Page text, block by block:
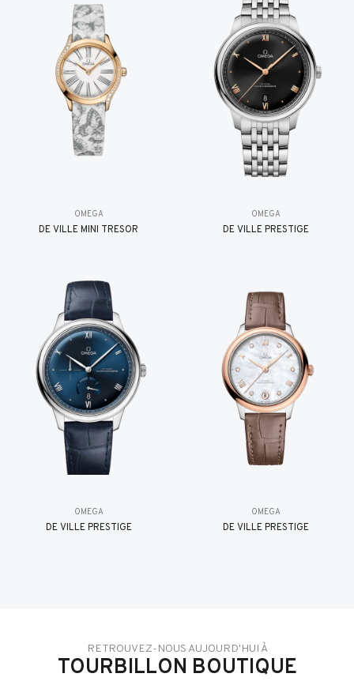
OMEGA
DE VILLE MINI TRÉSOR
OMEGA
DE VILLE PRESTIGE
OMEGA
DE VILLE PRESTIGE
OMEGA
DE VILLE PRESTIGE
RETROUVEZ-NOUS AUJOURD'HUI À
TOURBILLON BOUTIQUE